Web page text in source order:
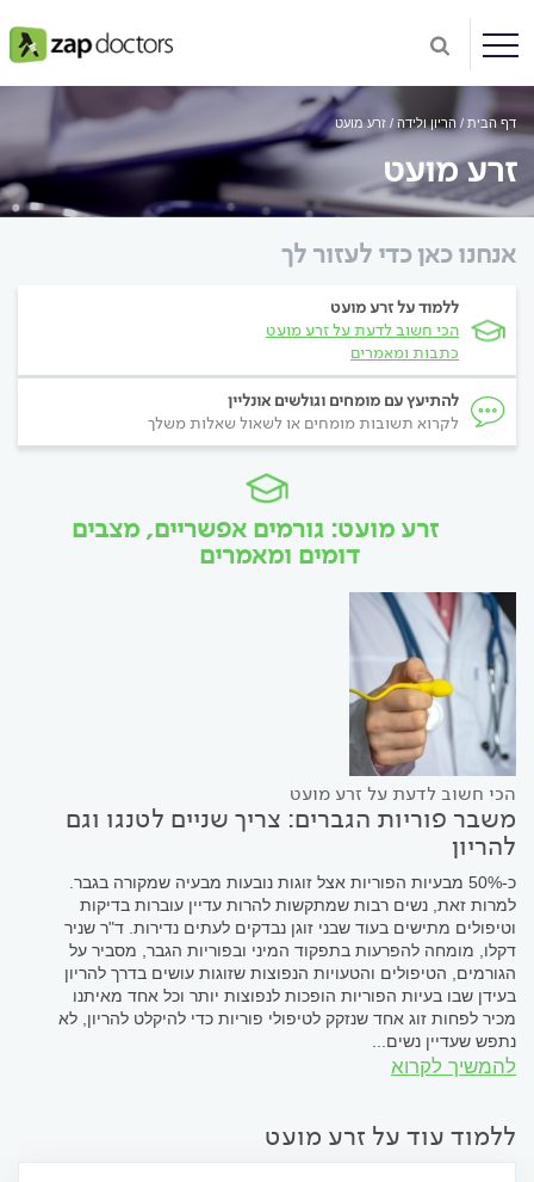
דף הבית הריון ולידה זרע מועט
זרע מועט
אנחנו כאן כדי לעזור לך
ללמוד על זרע מועט
הכי חשוב לדעת על זרע מועט
כתבות ומאמרים
להתיעץ עם מומחים וגולשים אונליין
לקרוא תשובות מומחים או לשאול שאלות משלך
זרע מועט: גורמים אפשריים, מצבים
דומים ומאמרים
הכי חשוב לדעת על זרע מועט
משבר פוריות הגברים: צריך שניים לטנגו וגם
להריון
כ-50% מבעיות הפוריות אצל זוגות נובעות מבעיה שמקורה בגבר.
למרות זאת, נשים רבות שמתקשות להרות עדיין עוברות בדיקות
וטיפולים מתישים בעוד שבני זוגן נבדקים לעתים נדירות. ד"ר שניר
דקלו, מומחה להפרעות בתפקוד המיני ובפוריות הגבר, מסביר על
הגורמים, הטיפולים והטעויות הנפוצות שזוגות עושים בדרך להריון
בעידן שבו בעיות הפוריות הופכות לנפוצות יותר וכל אחד מאיתנו
מכיר לפחות זוג אחד שנזקק לטיפולי פוריות כדי להיקלט להריון, לא
נתפש שעדיין נשים...
להמשיך לקרוא
ללמוד עוד על זרע מועט